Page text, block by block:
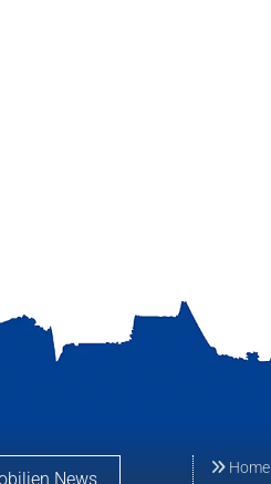
News
Home